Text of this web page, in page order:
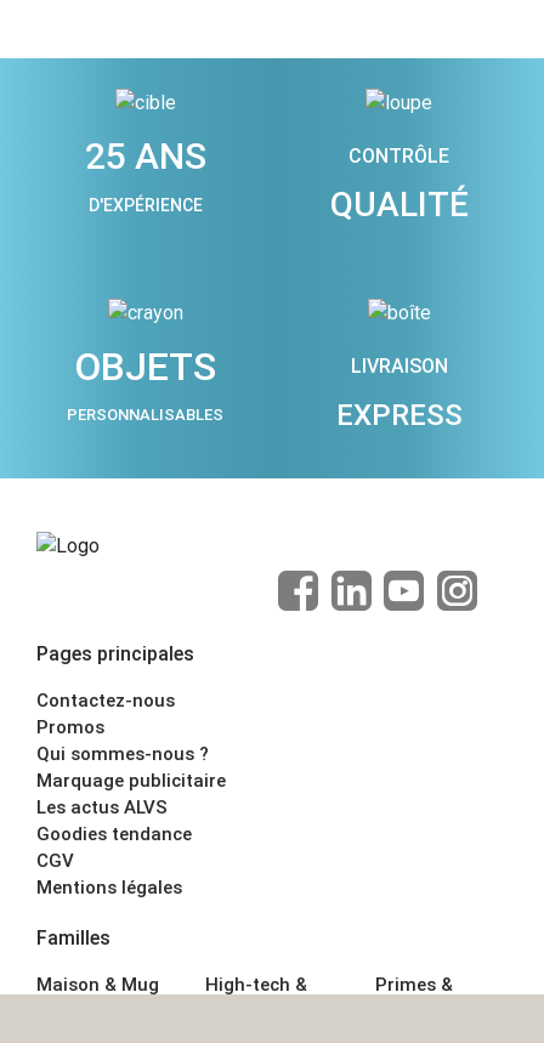
25 ANS
D'EXPÉRIENCE
CONTRÔLE
QUALITÉ
OBJETS
PERSONNALISABLES
LIVRAISON
EXPRESS
Pages principales
Contactez-nous
Promos
Qui sommes-nous ?
Marquage publicitaire
Les actus ALVS
Goodies tendance
CGV
Mentions légales
Familles
Maison & Mug
High-tech &
Primes &